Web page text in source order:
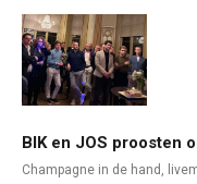
BIK en JOS proosten
Champagne in de hand,